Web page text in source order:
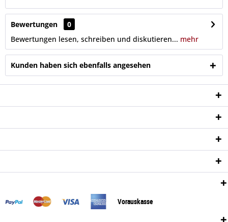
Bewertungen
0
Bewertungen lesen, schreiben und diskutieren... mehr
Kunden haben sich ebenfalls angesehen
Vorauskasse